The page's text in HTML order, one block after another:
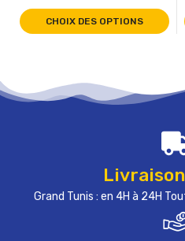
CHOIX DES OPTIONS
Grand Tunis : en 4H à 24H